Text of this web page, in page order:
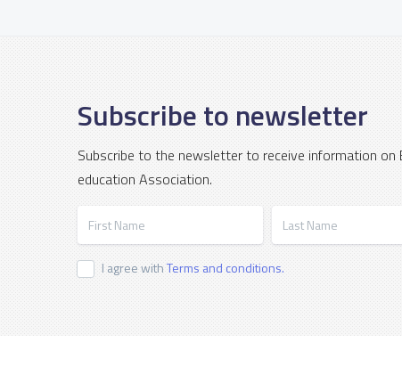
Subscribe to newsletter
Subscribe to the newsletter to receive information
education Association.
I agree withTerms and conditions.